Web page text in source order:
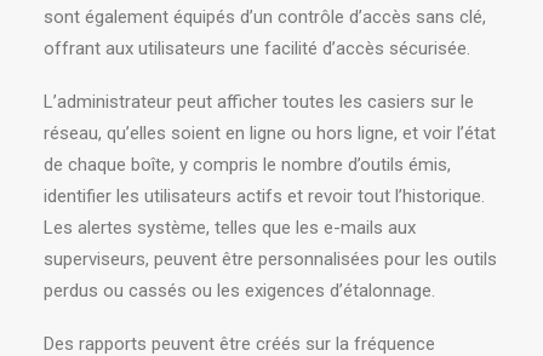
sont également équipés d’un contrôle d’accès sans clé,
offrant aux utilisateurs une facilité d’accès sécurisée.
L’administrateur peut afficher toutes les casiers sur le
réseau, qu’elles soient en ligne ou hors ligne, et voir l’état
de chaque boîte, y compris le nombre d’outils émis,
identifier les utilisateurs actifs et revoir tout l’historique.
Les alertes système, telles que les e-mails aux
superviseurs, peuvent être personnalisées pour les outils
perdus ou cassés ou les exigences d’étalonnage.
Des rapports peuvent être créés sur la fréquence